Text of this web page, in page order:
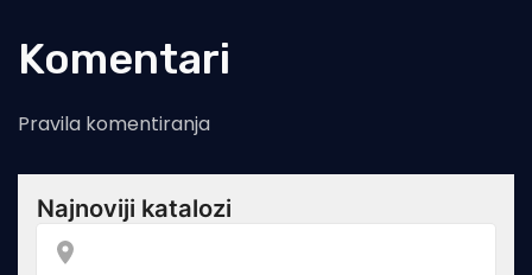
Komentari
Pravila komentiranja